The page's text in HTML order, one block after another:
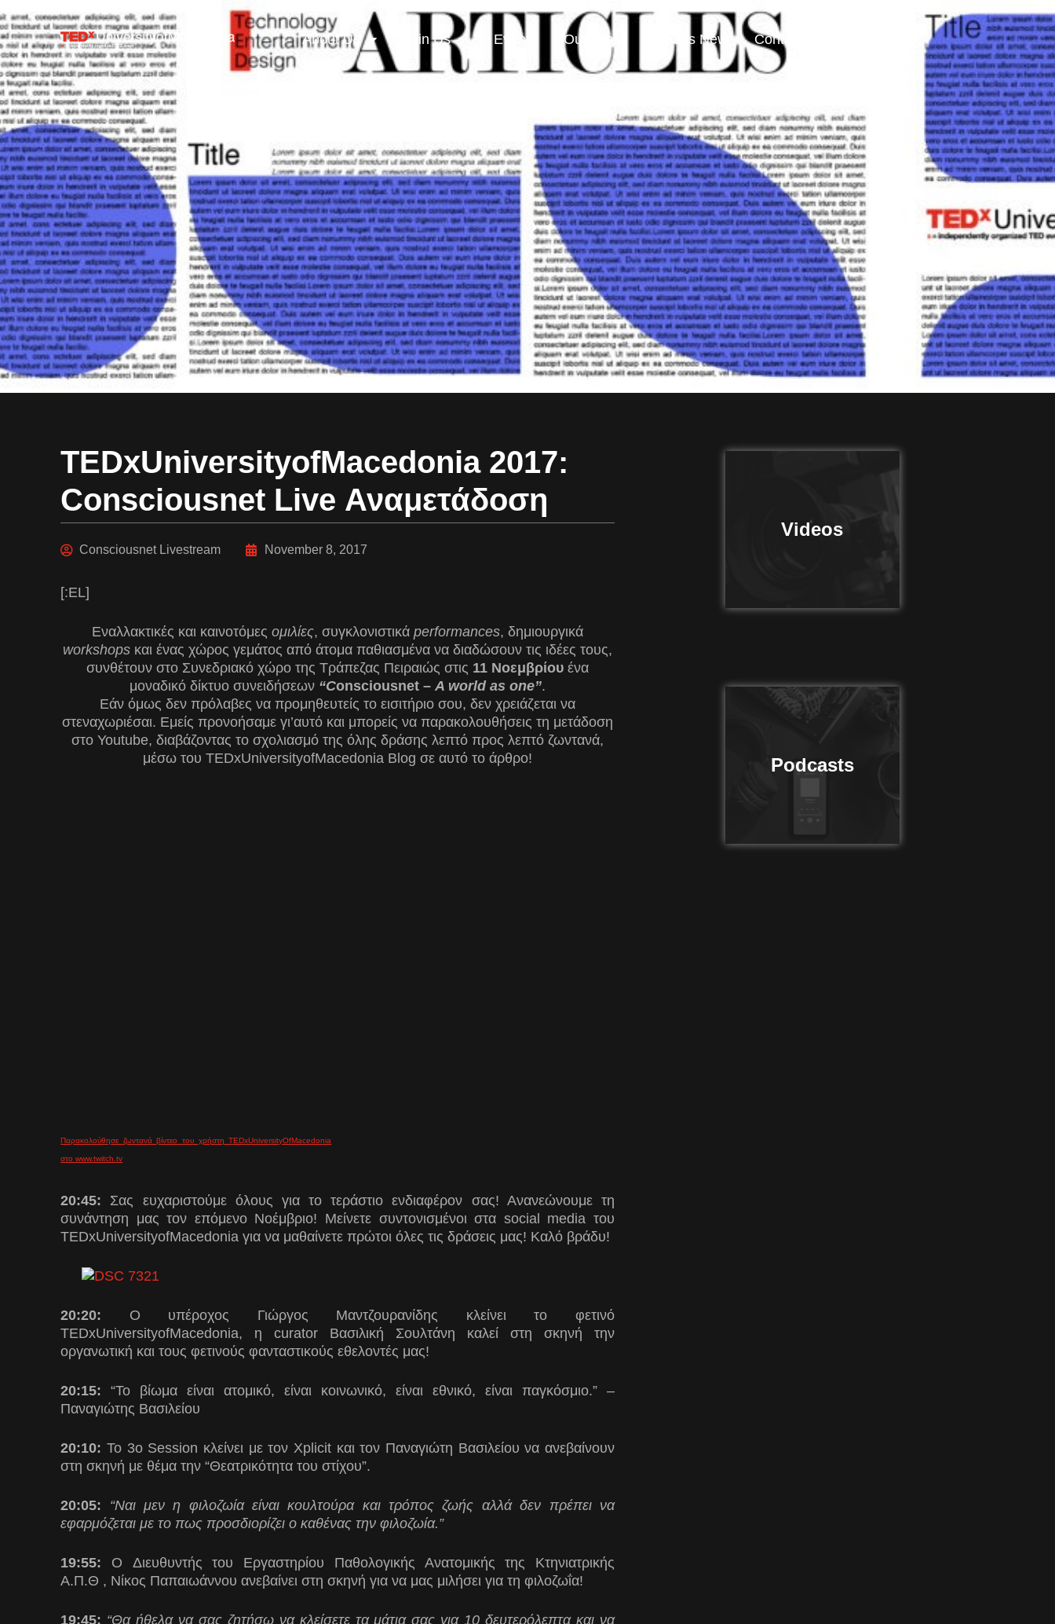
About Us Join Us Events Our Team What’s New Contact
TEDxUniversityofMacedonia 2017:
Consciousnet Live Αναμετάδοση
Consciousnet Livestream November 8, 2017
[:EL]
Εναλλακτικές και καινοτόμες ομιλίες, συγκλονιστικάperformances, δημιουργικά
workshops και ένας χώρος γεμάτος από άτομα παθιασμένα να διαδώσουν τις ιδέες τους,
συνθέτουν στο Συνεδριακό χώρο της Τράπεζας Πειραιώς στις 11 Νοεμβρίου ένα
μοναδικό δίκτυο συνειδήσεων “Consciousnet –A world as one”.
Εάν όμως δεν πρόλαβες να προμηθευτείς το εισιτήριο σου, δεν χρειάζεται να
στεναχωριέσαι. Εμείς προνοήσαμε γι’αυτό και μπορείς να παρακολουθήσεις τη μετάδοση
στο Youtube, διαβάζοντας το σχολιασμό της όλης δράσης λεπτό προς λεπτό ζωντανά,
μέσω του TEDxUniversityofMacedonia Blog σε αυτό το άρθρο!
Παρακολούθησε ζωντανά βίντεο του χρήστη TEDxUniversityOfMacedonia
στο www.twitch.tv
20:45: Σας ευχαριστούμε όλους για το τεράστιο ενδιαφέρον σας! Ανανεώνουμε τη
συνάντηση μας τον επόμενο Νοέμβριο! Μείνετε συντονισμένοι στα social media του
TEDxUniversityofMacedonia για να μαθαίνετε πρώτοι όλες τις δράσεις μας! Καλό βράδυ!
20:20: Ο υπέροχος Γιώργος Μαντζουρανίδης κλείνει το φετινό
TEDxUniversityofMacedonia, η curator Βασιλική Σουλτάνη καλεί στη σκηνή την
οργανωτική και τους φετινούς φανταστικούς εθελοντές μας!
20:15: “Το βίωμα είναι ατομικό, είναι κοινωνικό, είναι εθνικό, είναι παγκόσμιο.” –
Παναγιώτης Βασιλείου
20:10: Το 3ο Session κλείνει με τον Xplicit και τον Παναγιώτη Βασιλείου να ανεβαίνουν
στη σκηνή με θέμα την “Θεατρικότητα του στίχου”.
20:05:
“Ναι μεν η φιλοζωία είναι κουλτούρα και τρόπος ζωής αλλά δεν πρέπει να
εφαρμόζεται με το πως προσδιορίζει ο καθένας την φιλοζωία.”
19:55: O Διευθυντής του Εργαστηρίου Παθολογικής Ανατομικής της Κτηνιατρικής
Α.Π.Θ , Νίκος Παπαιωάννου ανεβαίνει στη σκηνή για να μας μιλήσει για τη φιλοζωΐα!
19:45: “Θα ήθελα να σας ζητήσω να κλείσετε τα μάτια σας για 10 δευτερόλεπτα και να
Videos
Podcasts